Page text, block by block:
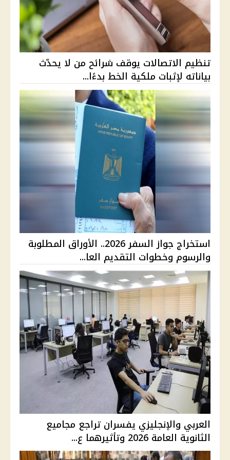
تنظيم الاتصالات يوقف شرائح من لا يحدّث
بياناته لإثبات ملكية الخط بدءًا...
استخراج جواز السفر 2026.. الأوراق المطلوبة
والرسوم وخطوات التقديم العا...
العربي والإنجليزي يفسران تراجع مجاميع
الثانوية العامة 2026 وتأثيرهما ع...